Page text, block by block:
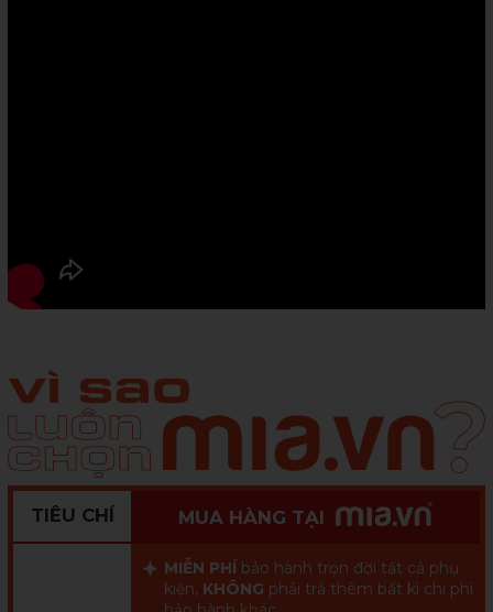
TIÊU CHÍ MUA HÀNG TẠI
MIỄN PHÍ bảo hành trọn đời tất cả phụ
kiện, KHÔNG phải trả thêm bất kì chi phí